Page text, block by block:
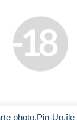
photo,Pin-